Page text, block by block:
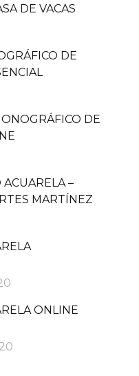
DE VACAS
DE
DE
–
MARTÍNEZ
ONLINE